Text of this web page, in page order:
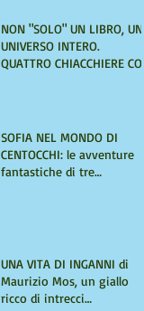
NON "SOLO" UN LIBRO, UN
UNIVERSO INTERO.
QUATTRO CHIACCHIERE CON
SOFIA NEL MONDO DI
CENTOCCHI: le avventure
fantastiche di tre
UNA VITA DI INGANNI di
Maurizio Mos, un giallo
ricco di intrecci